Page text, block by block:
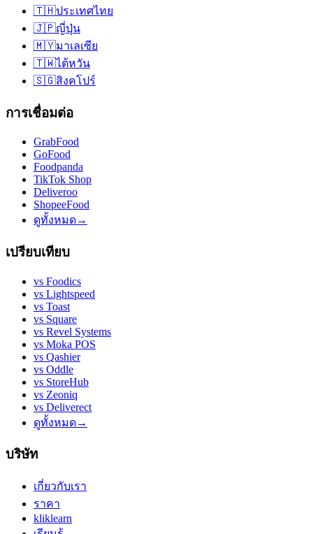
🇹🇭ประเทศไทย
🇯🇵ญี่ปุ่น
🇲🇾มาเลเซีย
🇹🇼ไต้หวัน
🇸🇬สิงคโปร์
การเชื่อมต่อ
GrabFood
GoFood
Foodpanda
TikTok Shop
Deliveroo
ShopeeFood
ดูทั้งหมด→
เปรียบเทียบ
vs Foodics
vs Lightspeed
vs Toast
vs Square
vs Revel Systems
vs Moka POS
vs Qashier
vs Oddle
vs StoreHub
vs Zeoniq
vs Deliverect
ดูทั้งหมด→
บริษัท
เกี่ยวกับเรา
ราคา
kliklearn